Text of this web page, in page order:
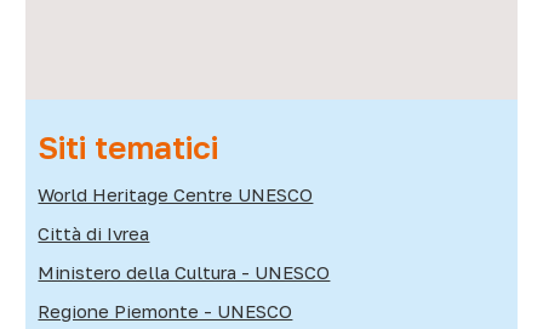
Siti tematici
World Heritage Centre UNESCO
Città di Ivrea
Ministero della Cultura - UNESCO
Regione Piemonte - UNESCO